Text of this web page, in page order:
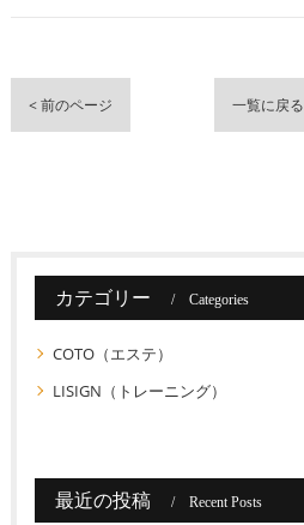
< 前のページ 一覧に戻る
カテゴリー Categories
COTO（エステ）
LISIGN（トレーニング）
最近の投稿 Recent Posts